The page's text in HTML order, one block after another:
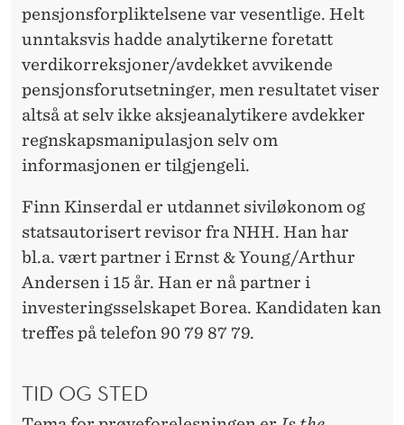
pensjonsforpliktelsene var vesentlige. Helt
unntaksvis hadde analytikerne foretatt
verdikorreksjoner/avdekket avvikende
pensjonsforutsetninger, men resultatet viser
altså at selv ikke aksjeanalytikere avdekker
regnskapsmanipulasjon selv om
informasjonen er tilgjengeli.
Finn Kinserdal er utdannet siviløkonom og
statsautorisert revisor fra NHH. Han har
bl.a. vært partner i Ernst & Young/Arthur
Andersen i 15 år. Han er nå partner i
investeringsselskapet Borea. Kandidaten kan
treffes på telefon 90 79 87 79.
TID OG STED